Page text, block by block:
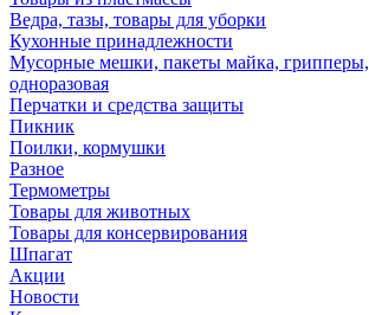
Ведра, тазы, товары для уборки
Кухонные принадлежности
Мусорные мешки, пакеты майка, грипперы,
одноразовая
Перчатки и средства защиты
Пикник
Поилки, кормушки
Разное
Термометры
Товары для животных
Товары для консервирования
Шпагат
Акции
Новости